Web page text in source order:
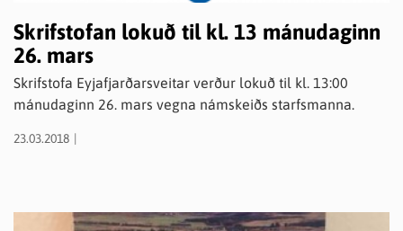
Skrifstofan lokuð til kl. 13 mánudaginn
26. mars
Skrifstofa Eyjafjarðarsveitar verður lokuð til kl. 13:00
mánudaginn 26. mars vegna námskeiðs starfsmanna.
23.03.2018